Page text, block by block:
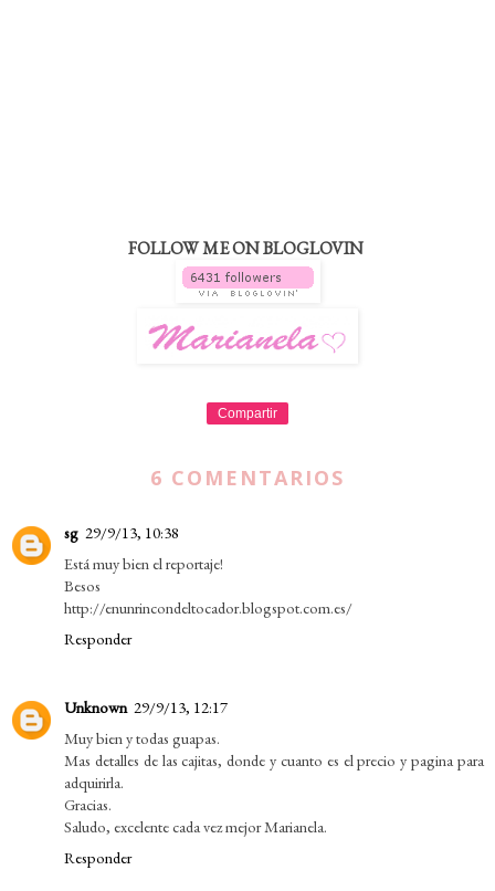
FOLLOW ME ON BLOGLOVIN
Compartir
6 COMENTARIOS
sg 29/9/13, 10:38
Está muy bien el reportaje!
Besos
http://enunrincondeltocador.blogspot.com.es/
Responder
Unknown 29/9/13, 12:17
Muy bien y todas guapas.
Mas detalles de las cajitas, donde y cuanto es el precio y pagina para
adquirirla.
Gracias.
Saludo, excelente cada vez mejor Marianela.
Responder